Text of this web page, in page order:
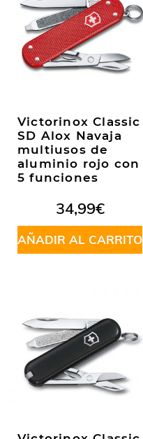
Victorinox Classic
SD Alox Navaja
multiusos de
aluminio rojo con
5 funciones
34,99€
AÑADIR AL CARRITO